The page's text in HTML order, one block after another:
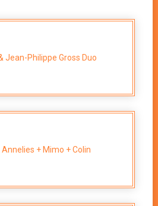
Jean-Philippe Gross Duo
+ Mimo + Colin